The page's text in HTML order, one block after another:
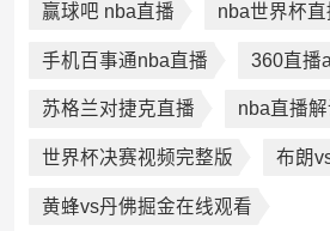
赢球吧 nba直播 nba世界杯
手机百事通nba直播 360直播
苏格兰对捷克直播 nba直播解
世界杯决赛视频完整版 布朗
黄蜂vs丹佛掘金在线观看